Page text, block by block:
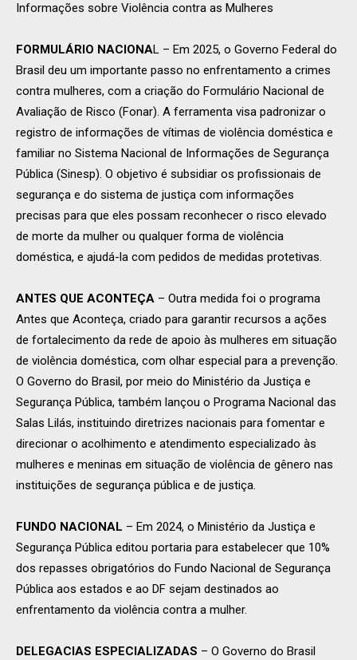
Informações sobre Violência contra as Mulheres
FORMULÁRIO NACIONAL – Em 2025, o Governo Federal do
Brasil deu um importante passo no enfrentamento a crimes
contra mulheres, com a criação do Formulário Nacional de
Avaliação de Risco (Fonar). A ferramenta visa padronizar o
registro de informações de vítimas de violência doméstica e
familiar no Sistema Nacional de Informações de Segurança
Pública (Sinesp). O objetivo é subsidiar os profissionais de
segurança e do sistema de justiça com informações
precisas para que eles possam reconhecer o risco elevado
de morte da mulher ou qualquer forma de violência
doméstica, e ajudá-la com pedidos de medidas protetivas.
ANTES QUE ACONTEÇA – Outra medida foi o programa
Antes que Aconteça, criado para garantir recursos a ações
de fortalecimento da rede de apoio às mulheres em situação
de violência doméstica, com olhar especial para a prevenção.
O Governo do Brasil, por meio do Ministério da Justiça e
Segurança Pública, também lançou o Programa Nacional das
Salas Lilás, instituindo diretrizes nacionais para fomentar e
direcionar o acolhimento e atendimento especializado às
mulheres e meninas em situação de violência de gênero nas
instituições de segurança pública e de justiça.
FUNDO NACIONAL – Em 2024, o Ministério da Justiça e
Segurança Pública editou portaria para estabelecer que 10%
dos repasses obrigatórios do Fundo Nacional de Segurança
Pública aos estados e ao DF sejam destinados ao
enfrentamento da violência contra a mulher.
DELEGACIAS ESPECIALIZADAS – O Governo do Brasil